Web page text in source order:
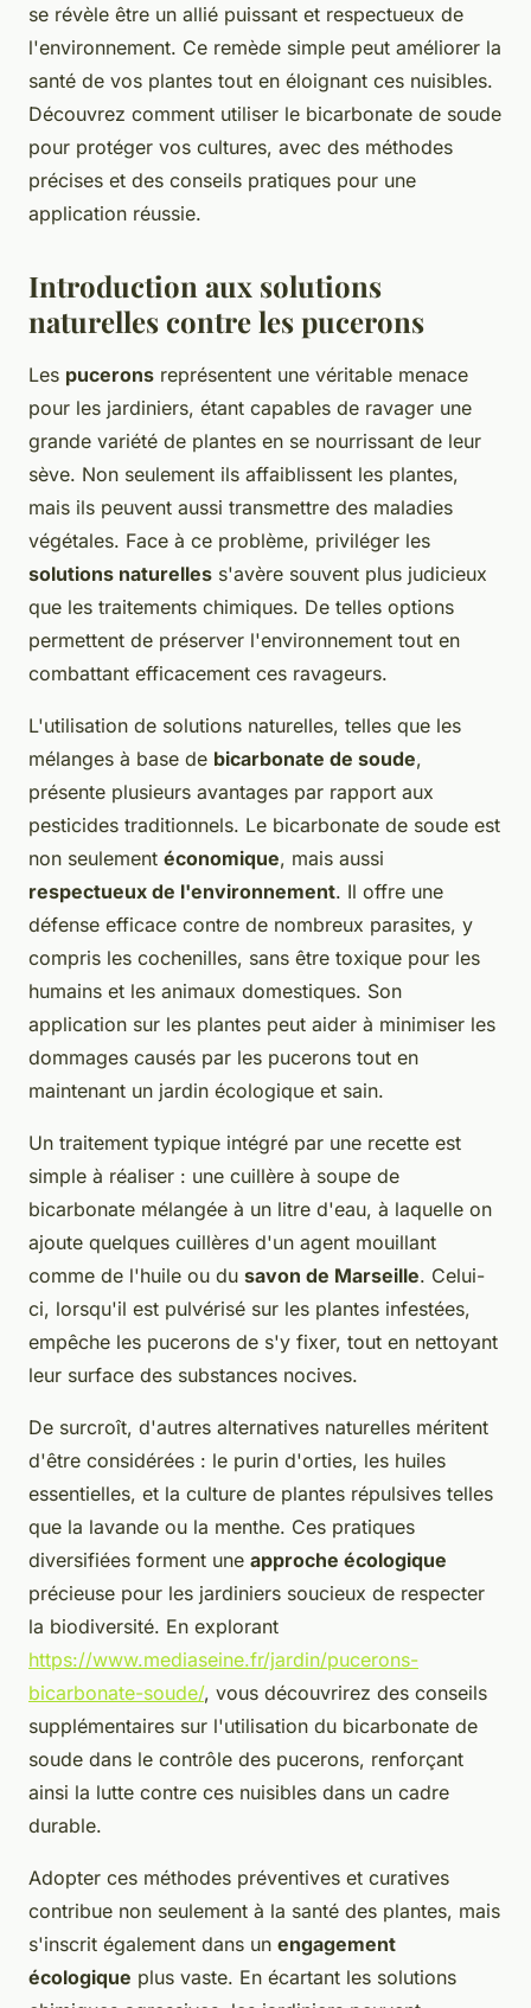
se révèle être un allié puissant et respectueux de
l'environnement. Ce remède simple peut améliorer la
santé de vos plantes tout en éloignant ces nuisibles.
Découvrez comment utiliser le bicarbonate de soude
pour protéger vos cultures, avec des méthodes
précises et des conseils pratiques pour une
application réussie.
Introduction aux solutions
naturelles contre les pucerons
Les pucerons représentent une véritable menace
pour les jardiniers, étant capables de ravager une
grande variété de plantes en se nourrissant de leur
sève. Non seulement ils affaiblissent les plantes,
mais ils peuvent aussi transmettre des maladies
végétales. Face à ce problème, priviléger les
solutions naturelles s'avère souvent plus judicieux
que les traitements chimiques. De telles options
permettent de préserver l'environnement tout en
combattant efficacement ces ravageurs.
L'utilisation de solutions naturelles, telles que les
mélanges à base de bicarbonate de soude,
présente plusieurs avantages par rapport aux
pesticides traditionnels. Le bicarbonate de soude est
non seulement économique, mais aussi
respectueux de l'environnement. Il offre une
défense efficace contre de nombreux parasites, y
compris les cochenilles, sans être toxique pour les
humains et les animaux domestiques. Son
application sur les plantes peut aider à minimiser les
dommages causés par les pucerons tout en
maintenant un jardin écologique et sain.
Un traitement typique intégré par une recette est
simple à réaliser : une cuillère à soupe de
bicarbonate mélangée à un litre d'eau, à laquelle on
ajoute quelques cuillères d'un agent mouillant
comme de l'huile ou du savon de Marseille. Celui-
ci, lorsqu'il est pulvérisé sur les plantes infestées,
empêche les pucerons de s'y fixer, tout en nettoyant
leur surface des substances nocives.
De surcroît, d'autres alternatives naturelles méritent
d'être considérées : le purin d'orties, les huiles
essentielles, et la culture de plantes répulsives telles
que la lavande ou la menthe. Ces pratiques
diversifiées forment une approche écologique
précieuse pour les jardiniers soucieux de respecter
la biodiversité. En explorant
https://www.mediaseine.fr/jardin/pucerons-
bicarbonate-soude/, vous découvrirez des conseils
supplémentaires sur l'utilisation du bicarbonate de
soude dans le contrôle des pucerons, renforçant
ainsi la lutte contre ces nuisibles dans un cadre
durable.
Adopter ces méthodes préventives et curatives
contribue non seulement à la santé des plantes, mais
s'inscrit également dans un engagement
écologique plus vaste. En écartant les solutions